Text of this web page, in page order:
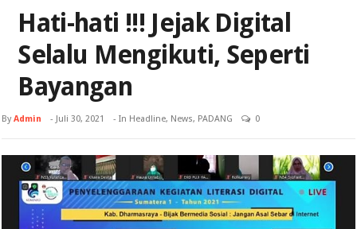
Hati-hati !!! Jejak Digital
Selalu Mengikuti, Seperti
Bayangan
ByAdmin - Juli 30, 2021 - In Headline, News, PADANG 0